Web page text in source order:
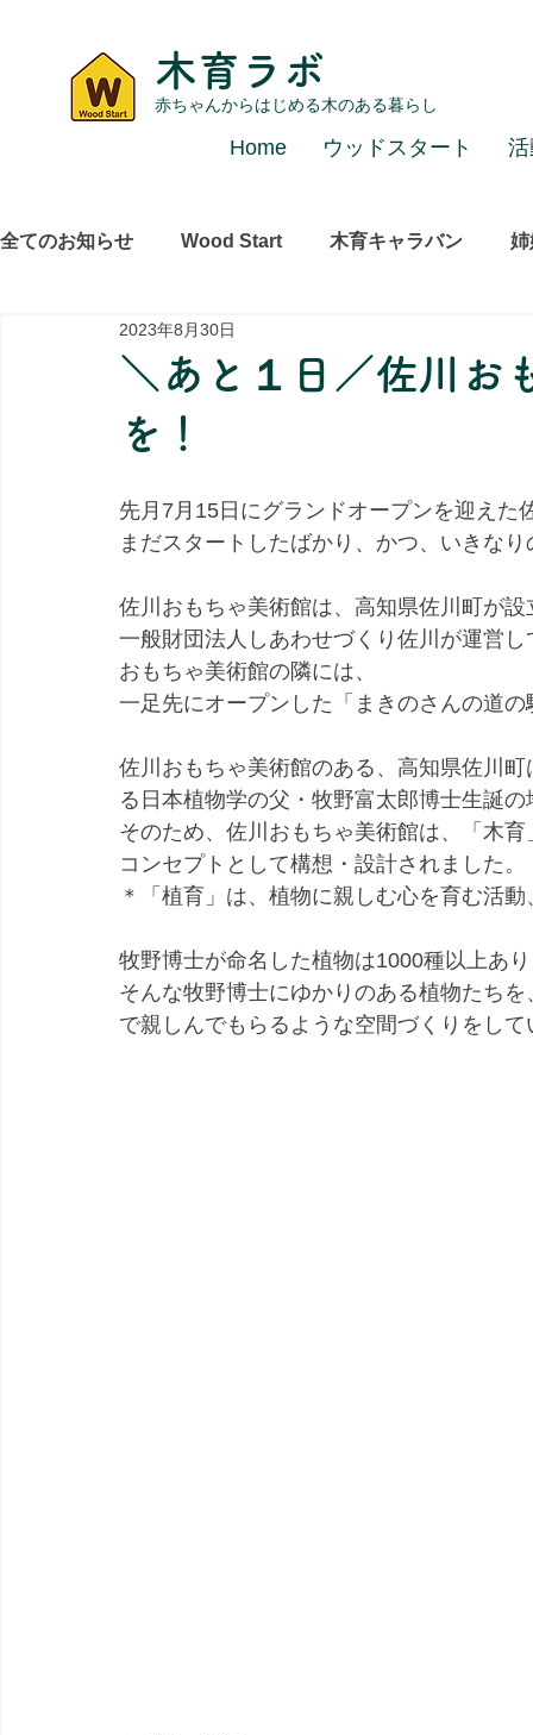
木育ラボ
赤ちゃんからはじめる木のある暮らし
Home ウッドスタート
全てのお知らせ Wood Start 木育キャラバン 姉
レポート その他
＼あと１日／佐川お
を！
2023年8月30日
先月7月15日にグランドオープンを迎えた
まだスタートしたばかり、かつ、いきな
佐川おもちゃ美術館は、高知県佐川町が設
一般財団法人しあわせづくり佐川が運営し
おもちゃ美術館の隣には、
一足先にオープンした「まきのさんの道
佐川おもちゃ美術館のある、高知県佐川
る日本植物学の父・牧野富太郎博士生誕の
そのため、佐川おもちゃ美術館は、「木
コンセプトとして構想・設計されました。
＊「植育」は、植物に親しむ心を育む活
牧野博士が命名した植物は1000種以上あ
そんな牧野博士にゆかりのある植物たち
で親しんでもらるような空間づくりをして